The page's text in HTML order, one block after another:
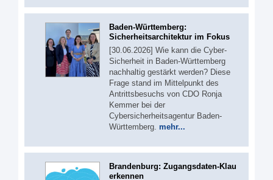
Baden-Württemberg:
Sicherheitsarchitektur im Fokus
[30.06.2026] Wie kann die Cyber-
Sicherheit in Baden-Württemberg
nachhaltig gestärkt werden? Diese
Frage stand im Mittelpunkt des
Antrittsbesuchs von CDO Ronja
Kemmer bei der
Cybersicherheitsagentur Baden-
Württemberg. mehr...
Brandenburg: Zugangsdaten-Klau
erkennen